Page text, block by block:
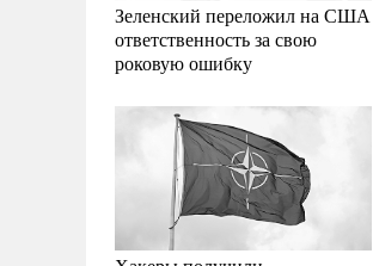
Зеленский переложил на США
ответственность за свою
роковую ошибку